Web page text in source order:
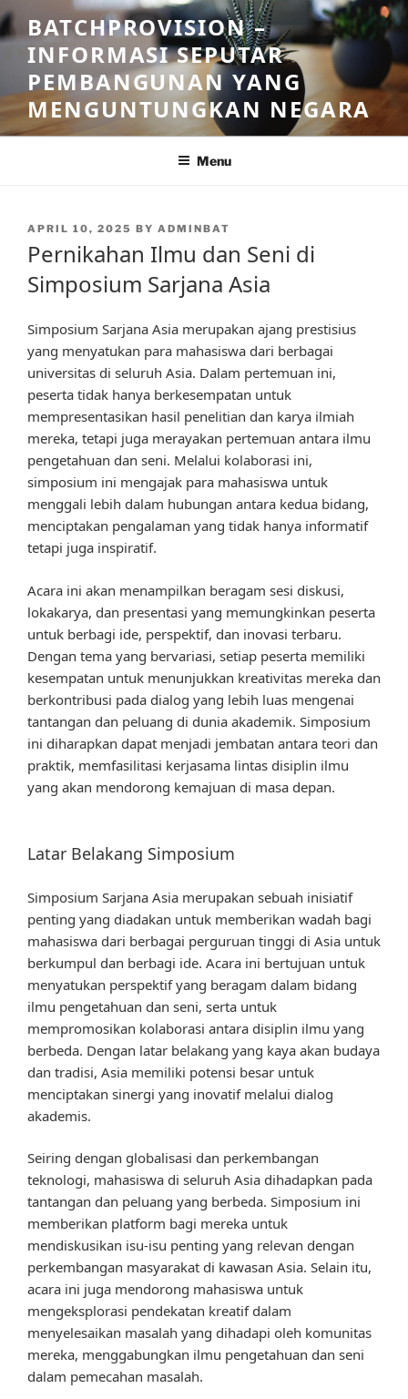
Skip
to
content
BATCHPROVISION –
INFORMASI SEPUTAR
PEMBANGUNAN YANG
MENGUNTUNGKAN NEGARA
Menu
POSTED
APRIL 10, 2025 BY ADMINBAT
Pernikahan Ilmu dan Seni di
Simposium Sarjana Asia
Simposium Sarjana Asia merupakan ajang prestisius
yang menyatukan para mahasiswa dari berbagai
universitas di seluruh Asia. Dalam pertemuan ini,
peserta tidak hanya berkesempatan untuk
mempresentasikan hasil penelitian dan karya ilmiah
mereka, tetapi juga merayakan pertemuan antara ilmu
pengetahuan dan seni. Melalui kolaborasi ini,
simposium ini mengajak para mahasiswa untuk
menggali lebih dalam hubungan antara kedua bidang,
menciptakan pengalaman yang tidak hanya informatif
tetapi juga inspiratif.
Acara ini akan menampilkan beragam sesi diskusi,
lokakarya, dan presentasi yang memungkinkan peserta
untuk berbagi ide, perspektif, dan inovasi terbaru.
Dengan tema yang bervariasi, setiap peserta memiliki
kesempatan untuk menunjukkan kreativitas mereka dan
berkontribusi pada dialog yang lebih luas mengenai
tantangan dan peluang di dunia akademik. Simposium
ini diharapkan dapat menjadi jembatan antara teori dan
praktik, memfasilitasi kerjasama lintas disiplin ilmu
yang akan mendorong kemajuan di masa depan.
Latar Belakang Simposium
Simposium Sarjana Asia merupakan sebuah inisiatif
penting yang diadakan untuk memberikan wadah bagi
mahasiswa dari berbagai perguruan tinggi di Asia untuk
berkumpul dan berbagi ide. Acara ini bertujuan untuk
menyatukan perspektif yang beragam dalam bidang
ilmu pengetahuan dan seni, serta untuk
mempromosikan kolaborasi antara disiplin ilmu yang
berbeda. Dengan latar belakang yang kaya akan budaya
dan tradisi, Asia memiliki potensi besar untuk
menciptakan sinergi yang inovatif melalui dialog
akademis.
Seiring dengan globalisasi dan perkembangan
teknologi, mahasiswa di seluruh Asia dihadapkan pada
tantangan dan peluang yang berbeda. Simposium ini
memberikan platform bagi mereka untuk
mendiskusikan isu-isu penting yang relevan dengan
perkembangan masyarakat di kawasan Asia. Selain itu,
acara ini juga mendorong mahasiswa untuk
mengeksplorasi pendekatan kreatif dalam
menyelesaikan masalah yang dihadapi oleh komunitas
mereka, menggabungkan ilmu pengetahuan dan seni
dalam pemecahan masalah.